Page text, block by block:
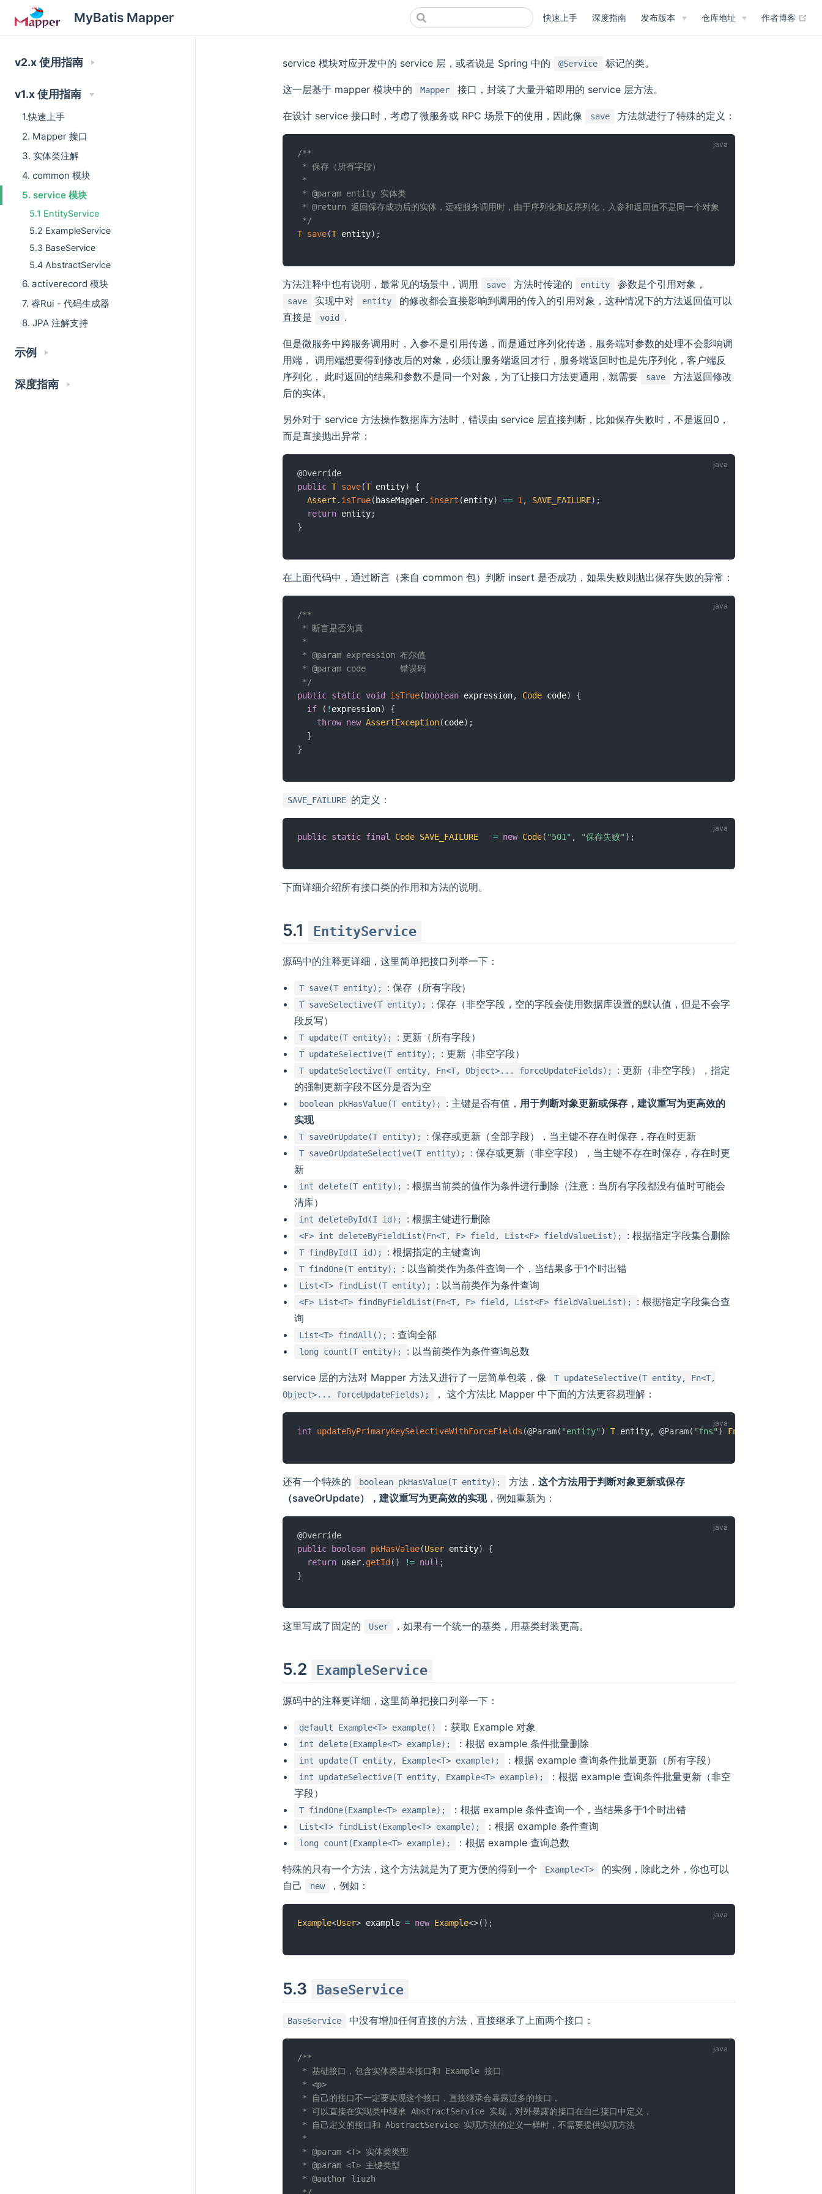
MyBatis Mapper 快速上手 深度指南 发布版本 仓库地址 作者博客
v2.x 使用指南
v1.x 使用指南
1.快速上手
2. Mapper 接口
3. 实体类注解
4. common 模块
5. service 模块
5.1 EntityService
5.2 ExampleService
5.3 BaseService
5.4 AbstractService
6. activerecord 模块
7. 睿Rui - 代码生成器
8. JPA 注解支持
示例
深度指南
service 模块对应开发中的 service 层，或者说是 Spring 中的 @Service 标记的类。
这一层基于 mapper 模块中的 Mapper 接口，封装了大量开箱即用的 service 层方法。
在设计 service 接口时，考虑了微服务或 RPC 场景下的使用，因此像 save 方法就进行了特殊的定义：
/**
* 保存（所有字段）
*
* @param entity 实体类
* @return 返回保存成功后的实体，远程服务调用时，由于序列化和反序列化，入参和返回值不是同一个对象
*/
T save(T entity) ;
方法注释中也有说明，最常见的场景中，调用 save 方法时传递的 entity 参数是个引用对象，
save 实现中对 entity
的修改都会直接影响到调用的传入的引用对象，这种情况下的方法返回值可以
直接是
void .
但是微服务中跨服务调用时，入参不是引用传递，而是通过序列化传递，服务端对参数的处理不会影响调
用端， 调用端想要得到修改后的对象，必须让服务端返回才行，服务端返回时也是先序列化，客户端反
序列化， 此时返回的结果和参数不是同一个对象，为了让接口方法更通用，就需要
save
方法返回修改
后的实体。
另外对于 service 方法操作数据库方法时，错误由 service 层直接判断，比如保存失败时，不是返回0，
而是直接抛出异常：
@Override
public T save(T entity)
{
Assert . isTrue(baseMapper. insert (entity) == 1 , SAVE_FAILURE) ;
return entity;
}
在上面代码中，通过断言（来自 common 包）判断 insert 是否成功，如果失败则抛出保存失败的异常：
/**
* 断言是否为真
*
* @param expression 布尔值
* @param code       错误码
*/
public static void isTrue(boolean expression, Code code)
{
if
( ! expression)
{
throw new AssertException(code) ;
}
}
SAVE_FAILURE 的定义：
public static final Code SAVE_FAILURE = new Code( "501" , "保存失败" ) ;
下面详细介绍所有接口类的作用和方法的说明。
5.1 EntityService
源码中的注释更详细，这里简单把接口列举一下：
T save(T entity); : 保存（所有字段）
T saveSelective(T entity);
: 保存（非空字段，空的字段会使用数据库设置的默认值，但是不会字
段反写）
T update(T entity); : 更新（所有字段）
T updateSelective(T entity); : 更新（非空字段）
T updateSelective(T entity, Fn<T, Object>... forceUpdateFields);
: 更新（非空字段），指定
的强制更新字段不区分是否为空
boolean pkHasValue(T entity); : 主键是否有值， 用于判断对象更新或保存，建议重写为更高效的
实现
T saveOrUpdate(T entity); : 保存或更新（全部字段），当主键不存在时保存，存在时更新
T saveOrUpdateSelective(T entity);
: 保存或更新（非空字段），当主键不存在时保存，存在时更
新
int delete(T entity);
: 根据当前类的值作为条件进行删除（注意：当所有字段都没有值时可能会
清库）
int deleteById(I id); : 根据主键进行删除
<F> int deleteByFieldList(Fn<T, F> field, List<F> fieldValueList); : 根据指定字段集合删除
T findById(I id); : 根据指定的主键查询
T findOne(T entity); : 以当前类作为条件查询一个，当结果多于1个时出错
List<T> findList(T entity); : 以当前类作为条件查询
<F> List<T> findByFieldList(Fn<T, F> field, List<F> fieldValueList);
: 根据指定字段集合查
询
List<T> findAll(); : 查询全部
long count(T entity); : 以当前类作为条件查询总数
service 层的方法对 Mapper 方法又进行了一层简单包装，像
T updateSelective(T entity, Fn<T,
Object>... forceUpdateFields);
， 这个方法比 Mapper 中下面的方法更容易理解：
int updateByPrimaryKeySelectiveWithForceFields (@Param( "entity" ) T entity, @Param( "fns" ) Fn
还有一个特殊的 boolean pkHasValue(T entity); 方法， 这个方法用于判断对象更新或保存
（saveOrUpdate），建议重写为更高效的实现，例如重新为：
@Override
public
boolean pkHasValue(User entity)
{
return user. getId ( ) != null ;
}
这里写成了固定的 User ，如果有一个统一的基类，用基类封装更高。
5.2 ExampleService
源码中的注释更详细，这里简单把接口列举一下：
default Example<T> example() ：获取 Example 对象
int delete(Example<T> example); ：根据 example 条件批量删除
int update(T entity, Example<T> example); ：根据 example 查询条件批量更新（所有字段）
int updateSelective(T entity, Example<T> example);
：根据 example 查询条件批量更新（非空
字段）
T findOne(Example<T> example); ：根据 example 条件查询一个，当结果多于1个时出错
List<T> findList(Example<T> example); ：根据 example 条件查询
long count(Example<T> example); ：根据 example 查询总数
特殊的只有一个方法，这个方法就是为了更方便的得到一个 Example<T>
的实例，除此之外，你也可以
自己
new ，例如：
Example<User> example = new Example<>( ) ;
5.3 BaseService
BaseService 中没有增加任何直接的方法，直接继承了上面两个接口：
/**
* 基础接口，包含实体类基本接口和 Example 接口
* <p>
* 自己的接口不一定要实现这个接口，直接继承会暴露过多的接口，
* 可以直接在实现类中继承 AbstractService 实现，对外暴露的接口在自己接口中定义，
* 自己定义的接口和 AbstractService 实现方法的定义一样时，不需要提供实现方法
*
* @param <T> 实体类类型
* @param <I> 主键类型
* @author liuzh
*/